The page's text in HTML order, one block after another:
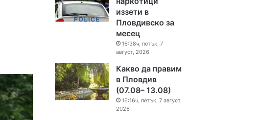
иззети в
Пловдивско за
месец
16:38ч, петък, 7
август, 2026
Какво да правим
в Пловдив
(07.08– 13.08)
16:16ч, петък, 7 август,
2026